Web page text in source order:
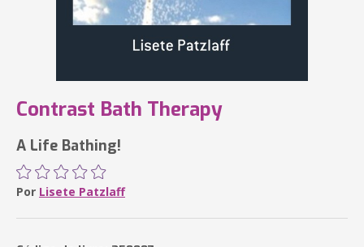
Contrast Bath Therapy
A Life Bathing!
Por Lisete Patzlaff